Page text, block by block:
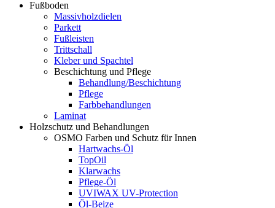
Fußboden
Massivholzdielen
Parkett
Fußleisten
Trittschall
Kleber und Spachtel
Beschichtung und Pflege
Behandlung/Beschichtung
Pflege
Farbbehandlungen
Laminat
Holzschutz und Behandlungen
OSMO Farben und Schutz für Innen
Hartwachs-Öl
TopOil
Klarwachs
Pflege-Öl
UVIWAX UV-Protection
Öl-Beize